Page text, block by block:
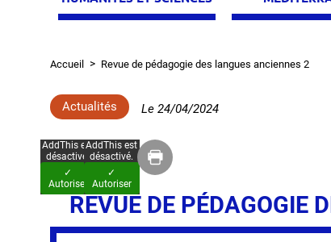
Fil
d'Ariane
Accueil Revue de pédagogie des langues anciennes 2
Actualités Le 24/04/2024
AddThis est
désactivé.
✓
Autoriser
AddThis est
désactivé.
✓
Autoriser
REVUE DE PÉDAGOGIE